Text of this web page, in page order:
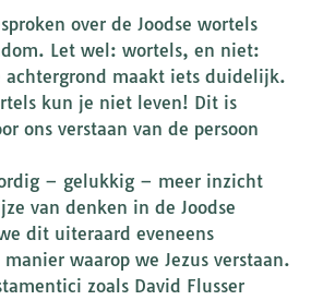
over de Joodse wortels
Let wel: wortels, en niet:
achtergrond maakt iets duidelijk.
kun je niet leven! Dit is
ons verstaan van de persoon
– gelukkig – meer inzicht
van denken in de Joodse
dit uiteraard eveneens
manier waarop we Jezus verstaan.
zoals David Flusser